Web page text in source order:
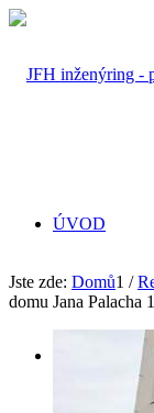
ÚVOD
Jste zde: Domů1 /
domu Jana Palacha